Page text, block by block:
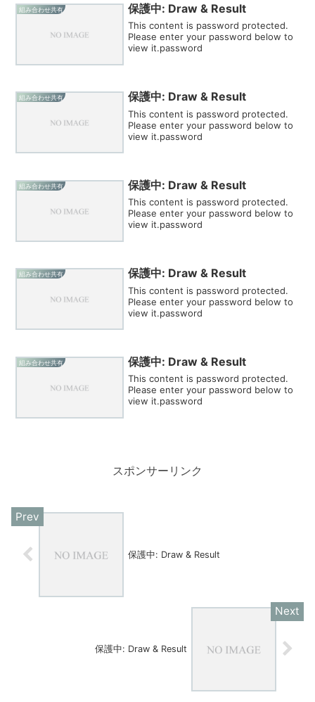
組み合わせ共有 保護中: Draw & Result
This content is password protected.
Please enter your password below to
view it.password
組み合わせ共有 保護中: Draw & Result
This content is password protected.
Please enter your password below to
view it.password
組み合わせ共有 保護中: Draw & Result
This content is password protected.
Please enter your password below to
view it.password
組み合わせ共有 保護中: Draw & Result
This content is password protected.
Please enter your password below to
view it.password
組み合わせ共有 保護中: Draw & Result
This content is password protected.
Please enter your password below to
view it.password
スポンサーリンク
保護中: Draw & Result
保護中: Draw & Result